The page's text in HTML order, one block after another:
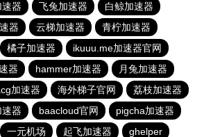
器 飞兔加速器
白鲸加速器
器 云梯加速器
青柠加速器
橘子加速器
ikuuu.me加速器官网
器 hammer加速器
月兔加速器
加速器 海外梯子官网
荔枝加速器
器 baacloud官网
pigcha加速器
一元机场 起飞加速器 ghelper